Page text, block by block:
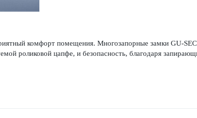
комфорт помещения. Многозапорные замки GU-
роли­к­овой цапфе, и безоп­асность, благодаря